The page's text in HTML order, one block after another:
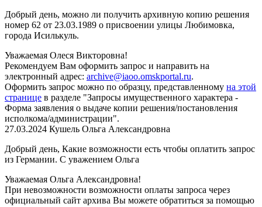
Добрый день, можно ли получить архивную копию решения
номер 62 от 23.03.1989 о присвоении улицы Любимовка,
города Исилькуль.
Уважаемая Олеся Викторовна!
Рекомендуем Вам оформить запрос и направить на
электронный адрес: archive@iaoo.omskportal.ru.
Оформить запрос можно по образцу, представленному на этой
странице в разделе "Запросы имущественного характера -
Форма заявления о выдаче копии решения/постановления
исполкома/администрации".
27.03.2024 Кушель Ольга Александровна
Добрый день, Какие возможности есть чтобы оплатить запрос
из Германии. С уважением Ольга
Уважаемая Ольга Александровна!
При невозможности возможности оплаты запроса через
официальный сайт архива Вы можете обратиться за помощью